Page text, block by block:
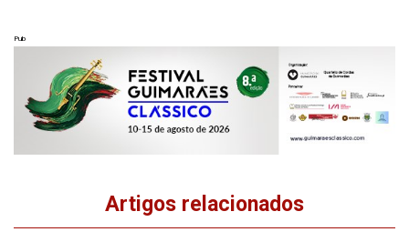
Pub
Artigos relacionados